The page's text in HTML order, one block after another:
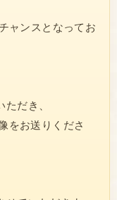
ャンスとなってお
だき、
をお送りくださ